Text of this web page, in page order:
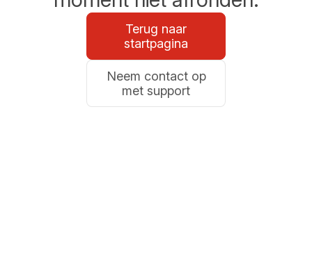
Terug naar
startpagina
Neem contact op
met support